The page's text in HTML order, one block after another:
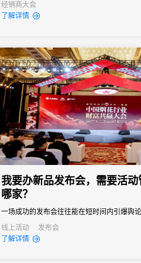
品牌商而言，它不只是“开一场会”，而是年度
解、渠道关系维护的核心节点。一场成功的
业绩...
经销商大会
了解详情
我要办新品发布会，需要活
哪家？
一场成功的发布会往往能在短时间内引爆舆
费者认知。然而对于主办方来说，新品发布会
役”，稍有不慎就可能影响传播效果。选择一
线上活动
发布会
了解详情